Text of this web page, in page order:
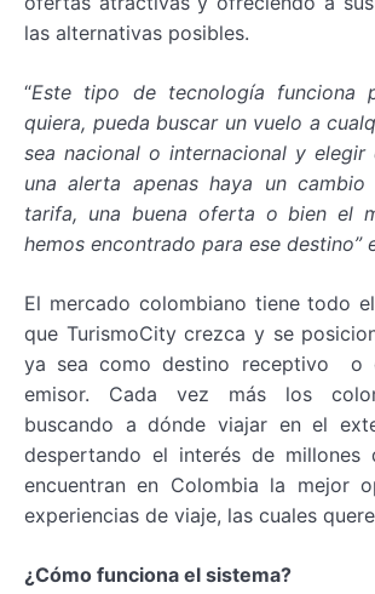
las alternativas posibles.
“Este tipo de tecnología funciona
quiera, pueda buscar un vuelo a
sea nacional o internacional y elegir
una alerta apenas haya un
tarifa, una buena oferta o bien el
hemos encontrado para ese destino”
El mercado colombiano tiene todo
que TurismoCity crezca y se
ya sea como destino receptivo o
emisor. Cada vez más los
buscando a dónde viajar en el
despertando el interés de millones
encuentran en Colombia la mejor
experiencias de viaje, las cuales
¿Cómo funciona el sistema?